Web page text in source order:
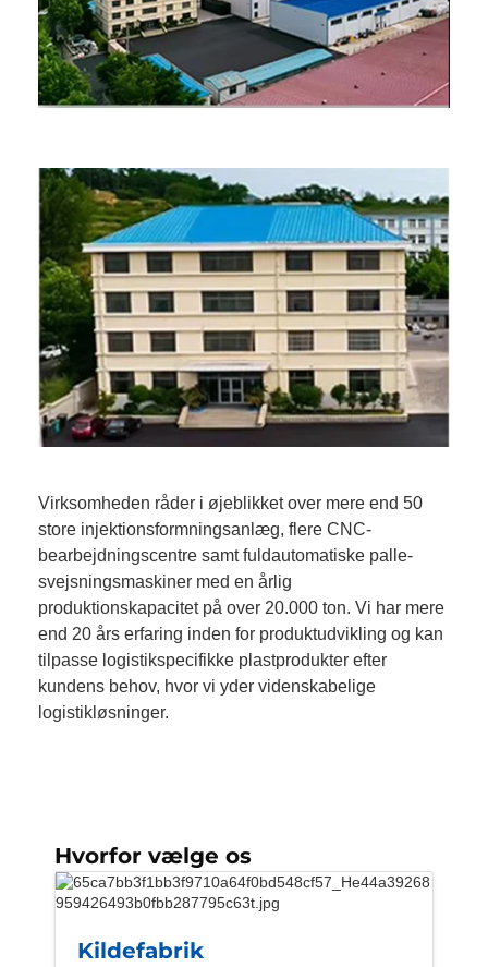
Virksomheden råder i øjeblikket over mere end 50
store injektionsformningsanlæg, flere CNC-
bearbejdningscentre samt fuldautomatiske palle-
svejsningsmaskiner med en årlig
produktionskapacitet på over 20.000 ton. Vi har mere
end 20 års erfaring inden for produktudvikling og kan
tilpasse logistikspecifikke plastprodukter efter
kundens behov, hvor vi yder videnskabelige
logistikløsninger.
Hvorfor vælge os
Kildefabrik